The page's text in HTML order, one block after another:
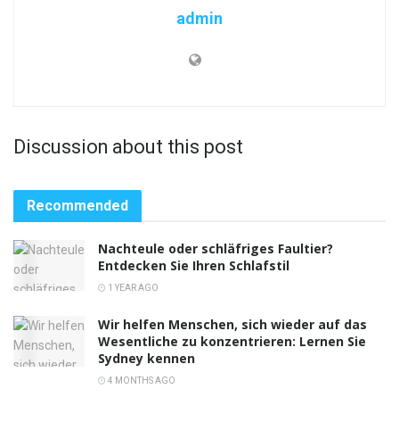
admin
Discussion about this post
Recommended
Nachteule oder schläfriges Faultier?
Entdecken Sie Ihren Schlafstil
1 YEAR AGO
Wir helfen Menschen, sich wieder auf das
Wesentliche zu konzentrieren: Lernen Sie
Sydney kennen
4 MONTHS AGO